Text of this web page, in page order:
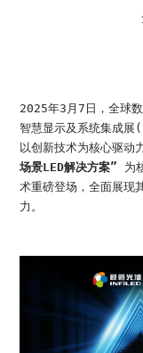
加入我们
联系我们
语言版本
2025年3月7日，全球
智慧显示及系统集成
以创新技术为核心驱动
场景LED解决方案” 为
术重磅登场，全面展现
力。